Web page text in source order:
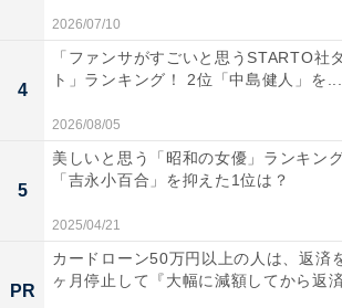
1位は広瀬アリスさん＆広瀬すずさん姉
現在は主に俳優として活動する2人は、
ァッション雑誌『Seventeen』（集英
として活動していました。2015年には
となる姉妹での表紙モデルを務めていま
妹のすずさんは、2020年に世界的ファ
「ルイ・ヴィトン」のアンバサダーに
2026/07/10
4
「ファンサがすごいと思うSTARTO社
ト」ランキング！ 2位「中島健人」を...
2026/08/05
5
美しいと思う「昭和の女優」ランキング
「吉永小百合」を抑えた1位は？
2025/04/21
PR
カードローン50万円以上の人は、返済
ヶ月停止して『大幅に減額してから返済